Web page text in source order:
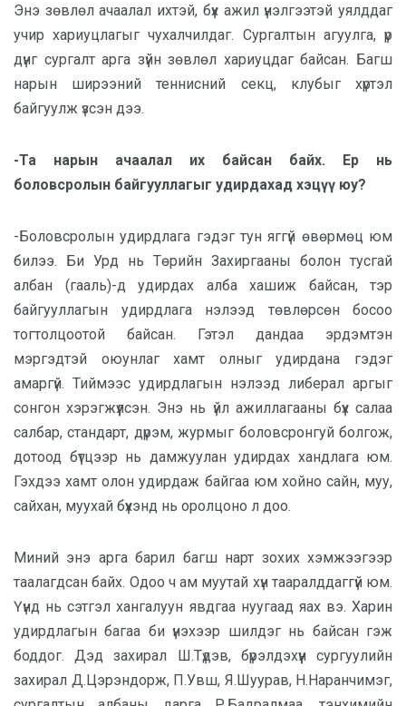
Энэ зөвлөл ачаалал ихтэй, бүх ажил үнэлгээтэй уялддаг
учир хариуцлагыг чухалчилдаг. Сургалтын агуулга, үр
дүнг сургалт арга зүйн зөвлөл хариуцдаг байсан. Багш
нарын ширээний теннисний секц, клубыг хүртэл
байгуулж үзсэн дээ.
-Та нарын ачаалал их байсан байх. Ер нь
боловсролын байгууллагыг удирдахад хэцүү юу?
-Боловсролын удирдлага гэдэг тун яггүй өвөрмөц юм
билээ. Би Урд нь Төрийн Захиргааны болон тусгай
албан (гааль)-д удирдах алба хашиж байсан, тэр
байгууллагын удирдлага нэлээд төвлөрсөн босоо
тогтолцоотой байсан. Гэтэл дандаа эрдэмтэн
мэргэдтэй оюунлаг хамт олныг удирдана гэдэг
амаргүй. Тиймээс удирдлагын нэлээд либерал аргыг
сонгон хэрэгжүүлсэн. Энэ нь үйл ажиллагааны бүх салаа
салбар, стандарт, дүрэм, журмыг боловсронгуй болгож,
дотоод бүтцээр нь дамжуулан удирдах хандлага юм.
Гэхдээ хамт олон удирдаж байгаа юм хойно сайн, муу,
сайхан, муухай бүхэнд нь оролцоно л доо.
Миний энэ арга барил багш нарт зохих хэмжээгээр
таалагдсан байх. Одоо ч ам муутай хүн тааралддаггүй юм.
Үүнд нь сэтгэл хангалуун явдгаа нуугаад яах вэ. Харин
удирдлагын багаа би үнэхээр шилдэг нь байсан гэж
боддог. Дэд захирал Ш.Түдэв, бүрэлдэхүүн сургуулийн
захирал Д.Цэрэндорж, П.Увш, Я.Шуурав, Н.Наранчимэг,